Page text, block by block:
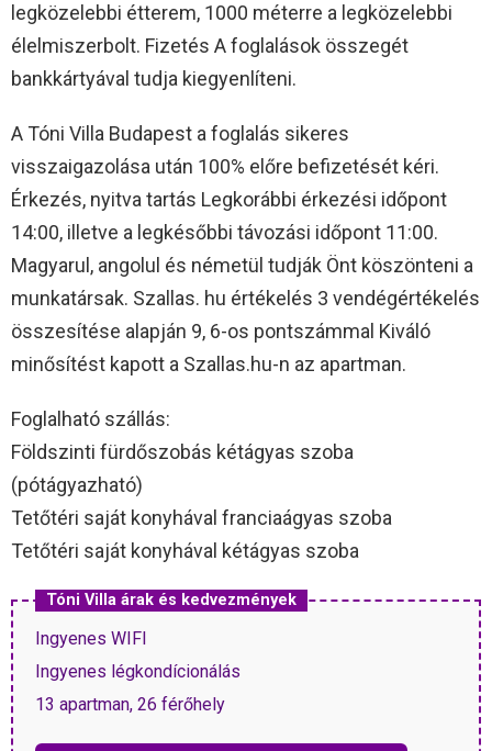
legközelebbi étterem, 1000 méterre a legközelebbi
élelmiszerbolt. Fizetés A foglalások összegét
bankkártyával tudja kiegyenlíteni.
A Tóni Villa Budapest a foglalás sikeres
visszaigazolása után 100% előre befizetését kéri.
Érkezés, nyitva tartás Legkorábbi érkezési időpont
14:00, illetve a legkésőbbi távozási időpont 11:00.
Magyarul, angolul és németül tudják Önt köszönteni a
munkatársak. Szallas. hu értékelés 3 vendégértékelés
összesítése alapján 9, 6-os pontszámmal Kiváló
minősítést kapott a Szallas.hu-n az apartman.
Foglalható szállás:
Földszinti fürdőszobás kétágyas szoba
(pótágyazható)
Tetőtéri saját konyhával franciaágyas szoba
Tetőtéri saját konyhával kétágyas szoba
Tóni Villa árak és kedvezmények
Ingyenes WIFI
Ingyenes légkondícionálás
13 apartman, 26 férőhely